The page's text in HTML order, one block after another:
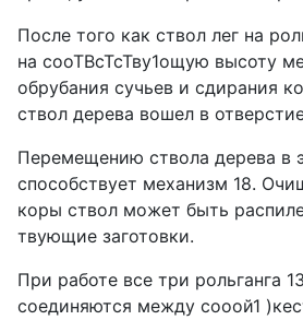
После того как ствол лег на
на сооТВсТсТву1ощую высоту
обрубания сучьев и сдирания
ствол дерева вошел в
Перемещению ствола дерева в
способствует механизм 18.
коры ствол может быть
твующие заготовки.
При работе все три рольганга
соединяются между сооой1